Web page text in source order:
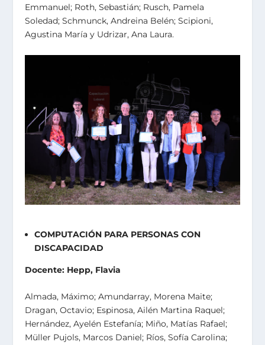
Emmanuel; Roth, Sebastián; Rusch, Pamela
Soledad; Schmunck, Andreina Belén; Scipioni,
Agustina María y Udrizar, Ana Laura.
COMPUTACIÓN PARA PERSONAS CON
DISCAPACIDAD
Docente: Hepp, Flavia
Almada, Máximo; Amundarray, Morena Maite;
Dragan, Octavio; Espinosa, Ailén Martina Raquel;
Hernández, Ayelén Estefanía; Miño, Matías Rafael;
Müller Pujols, Marcos Daniel; Ríos, Sofía Carolina;